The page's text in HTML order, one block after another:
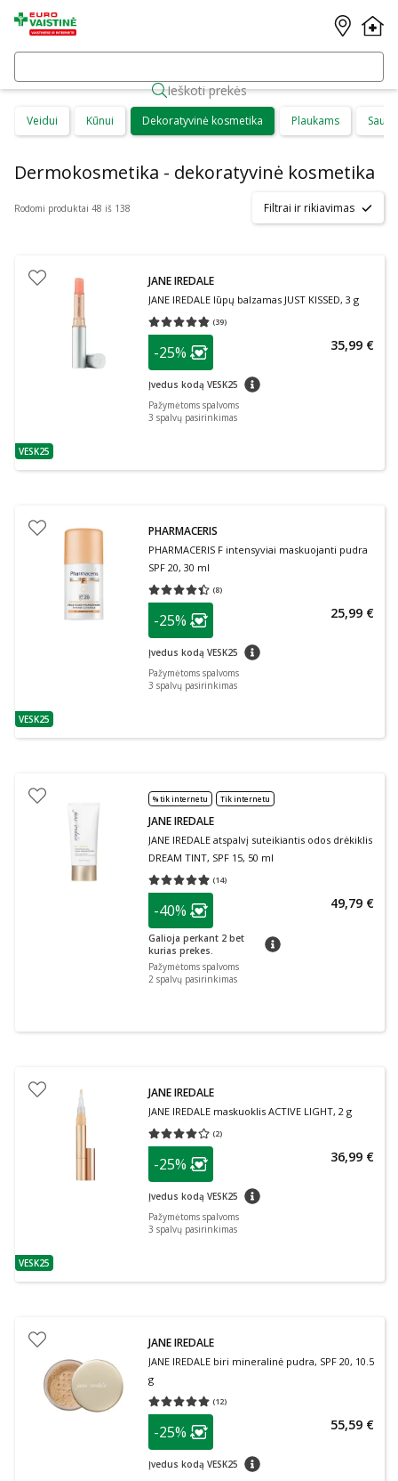
Ieškoti prekės
Veidui Kūnui Dekoratyvinė kosmetika Plaukams
Dermokosmetika - dekoratyvinė kosmetika
Rodomi produktai 48 iš 138 Filtrai ir rikiavimas
patarimas
VESK25
JANE IREDALE
JANE IREDALE lūpų balzamas JUST KISSED, 3 g
(39)
Vidutinis įvertinimas 4.79
patarimas
Lojalumo klubo narių nuolaida
-25%
Įvedus kodą VESK25 patarimas
35,99 €
Pažymėtoms spalvoms
3 spalvų pasirinkimas
patarimas
VESK25
PHARMACERIS
PHARMACERIS F intensyviai maskuojanti pudra
SPF 20, 30 ml
(8)
Vidutinis įvertinimas 4.38
patarimas
Lojalumo klubo narių nuolaida
-25%
Įvedus kodą VESK25 patarimas
25,99 €
Pažymėtoms spalvoms
3 spalvų pasirinkimas
% tik internetu Tik internetu
JANE IREDALE
JANE IREDALE atspalvį suteikiantis odos drėkiklis
DREAM TINT, SPF 15, 50 ml
(14)
Vidutinis įvertinimas 4.93
patarimas
Lojalumo klubo narių nuolaida
-40%
Galioja perkant 2 bet
kurias prekes.
patarimas
49,79 €
Pažymėtoms spalvoms
2 spalvų pasirinkimas
patarimas
VESK25
JANE IREDALE
JANE IREDALE maskuoklis ACTIVE LIGHT, 2 g
(2)
Vidutinis įvertinimas 4.00
patarimas
Lojalumo klubo narių nuolaida
-25%
Įvedus kodą VESK25 patarimas
36,99 €
Pažymėtoms spalvoms
3 spalvų pasirinkimas
JANE IREDALE
JANE IREDALE biri mineralinė pudra, SPF 20, 10.5
g
(12)
Vidutinis įvertinimas 5.00
patarimas
Lojalumo klubo narių nuolaida
-25%
Įvedus kodą VESK25 patarimas
55,59 €